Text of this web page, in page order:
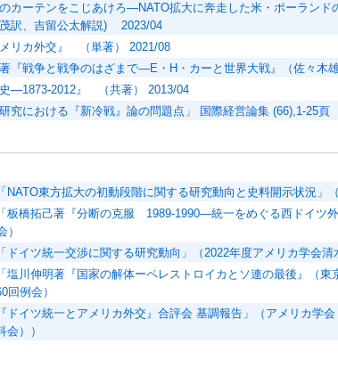
ーテンをこじあけろ―NATO拡大に奔走した米・ポーランド
訳、吉留公太解説) 2023/04
メリカ外交』 （単著） 2021/08
『戦争と戦争のはざまで―E・H・カーと世界大戦』（佐々
史―1873-2012』 （共著） 2013/04
究における『新冷戦』論の問題点」 国際経営論集 (66),1-25頁
NATO東方拡大の初動段階に関する研究動向と史料開示状況」
板橋拓己著『分断の克服 1989-1990―統一をめぐる西ドイツ
）
ドイツ統一交渉に関する研究動向」（2022年度アメリカ学会清
塩川伸明著『国家の解体ーペレストロイカとソ連の最後』（東
回例会）
ドイツ統一とアメリカ外交』合評会 基調報告」（アメリカ学
会））